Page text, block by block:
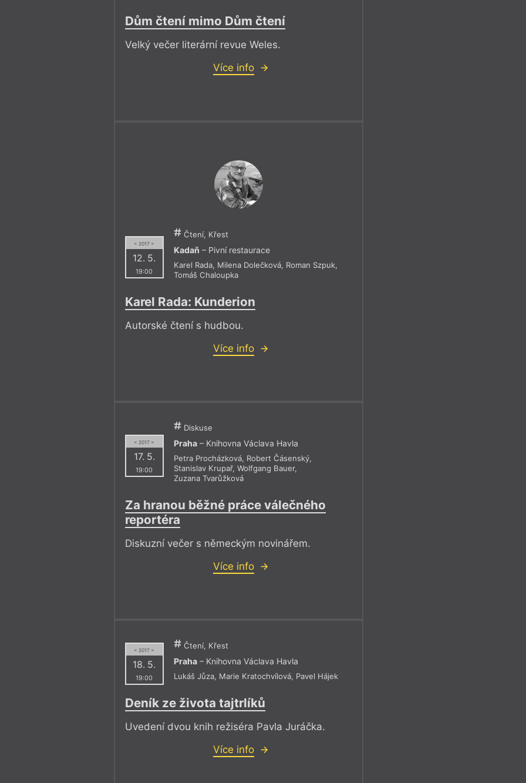
Dům čtení mimo Dům čtení
Velký večer literární revue Weles.
Více info
= 2017 =
12. 5.
19:00
Čtení, Křest
Kadaň – Pivní restaurace
Karel Rada, Milena Dolečková, Roman Szpuk,
Tomáš Chaloupka
Karel Rada: Kunderion
Autorské čtení s hudbou.
Více info
= 2017 =
17. 5.
19:00
Diskuse
Praha – Knihovna Václava Havla
Petra Procházková, Robert Čásenský,
Stanislav Krupař,Wolfgang Bauer,
Zuzana Tvarůžková
Za hranou běžné práce válečného
reportéra
Diskuzní večer s německým novinářem.
Více info
= 2017 =
18. 5.
19:00
Čtení, Křest
Praha – Knihovna Václava Havla
Lukáš Jůza, Marie Kratochvílová, Pavel Hájek
Deník ze života tajtrlíků
Uvedení dvou knih režiséra Pavla Juráčka.
Více info